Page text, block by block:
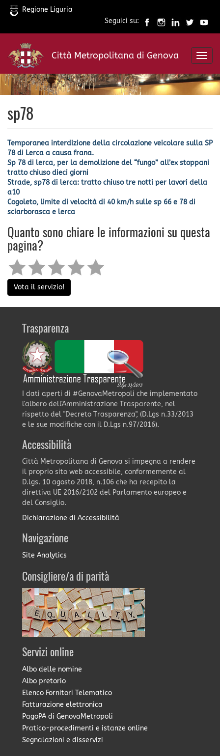
Salta
contenuto
principale
Regione Liguria
Seguici su:
Città Metropolitana di Genova
sp78
Temporanea interdizione della circolazione veicolare sulla SP
78 di Lerca a causa frana.
Sp 78 di lerca, per la demolizione del “fungo” all’ex stoppani
tratto chiuso dieci giorni
Strade, sp78 di lerca: tratto chiuso tre notti per lavori della
a10
Cogoleto, limite di velocità di 40 km/h sulle sp 66 e 78 di
sciarborasca e lerca
Quanto sono chiare le informazioni su questa
pagina?
Vota il servizio!
Trasparenza
I dati aperti di #GenovaMetropoli che implementato
l'albero dell'Amministrazione Trasparente, nel
rispetto del "Decreto Trasparenza", (D.Lgs n.33/2013
e le sue modifiche con il D.Lgs n.97/2016).
Accessibilità
Città Metropolitana di Genova si impegna a rendere
il proprio sito web accessibile, conformemente al
D.lgs. 10 agosto 2018, n.106 che ha recepito la
direttiva UE 2016/2102 del Parlamento europeo e
del Consiglio.
Dichiarazione di Accessibilità
Navigazione
Site Analytics
Consigliere/a di parità
Servizi online
Albo delle nomine
Albo pretorio
Elenco Fornitori Telematico
Fatturazione elettronica
PagoPA di GenovaMetropoli
Pratico-procedimenti e istanze online
Segnalazioni e disservizi